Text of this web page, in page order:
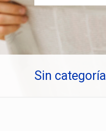
Sin categoría